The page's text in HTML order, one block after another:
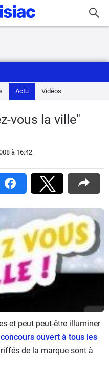
Actu Vidéos
vous la ville"
à 16:42
et peut peut-être illuminer
concours ouvert à tous les
de la marque sont à